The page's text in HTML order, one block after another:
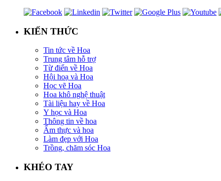
KIẾN THỨC
Tin tức về Hoa
Trung tâm hỗ trợ
Từ điển về Hoa
Hội hoạ và Hoa
Học vẽ Hoa
Hoa khô nghệ thuật
Tài liệu hay về Hoa
Y học và Hoa
Thông tin về hoa
Ẩm thực và hoa
Làm đẹp với Hoa
Trồng, chăm sóc Hoa
KHÉO TAY